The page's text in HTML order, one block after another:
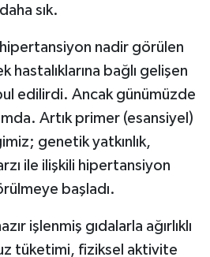
sık.
nadir görülen
bağlı gelişen
edilirdi. Ancak günümüzde
Artık primer (esansiyel)
genetik yatkınlık,
ile ilişkili hipertansiyon
başladı.
işlenmiş gıdalarla ağırlıklı
tüketimi, fiziksel aktivite